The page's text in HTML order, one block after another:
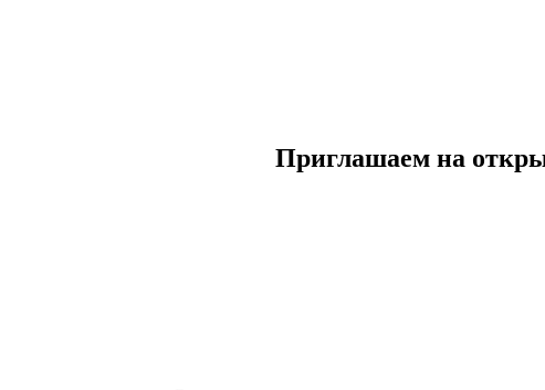
Приглашаем на